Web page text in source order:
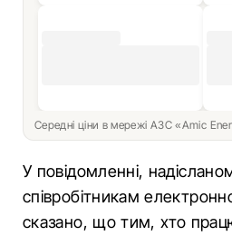
Середні ціни в мережі АЗС «Amic
У повідомленні,
співробітникам
сказано, що тим, хто